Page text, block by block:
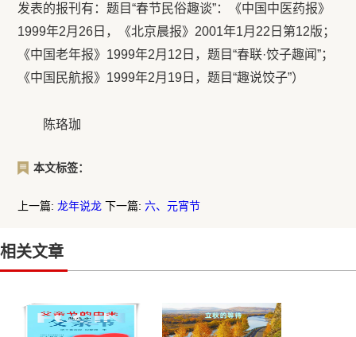
发表的报刊有：题目“春节民俗趣谈”：《中国中医药报》
1999年2月26日，《北京晨报》2001年1月22日第12版；
《中国老年报》1999年2月12日，题目“春联·饺子趣闻”；
《中国民航报》1999年2月19日，题目“趣说饺子”）
陈珞珈
本文标签：
上一篇:龙年说龙 下一篇:六、元宵节
相关文章